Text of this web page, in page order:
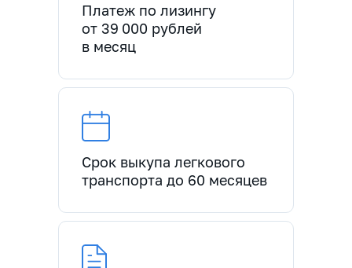
Платеж по лизингу
от 39 000 рублей
в месяц
Срок выкупа легкового
транспорта до 60 месяцев